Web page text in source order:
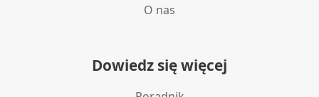
O nas
Dowiedz się więcej